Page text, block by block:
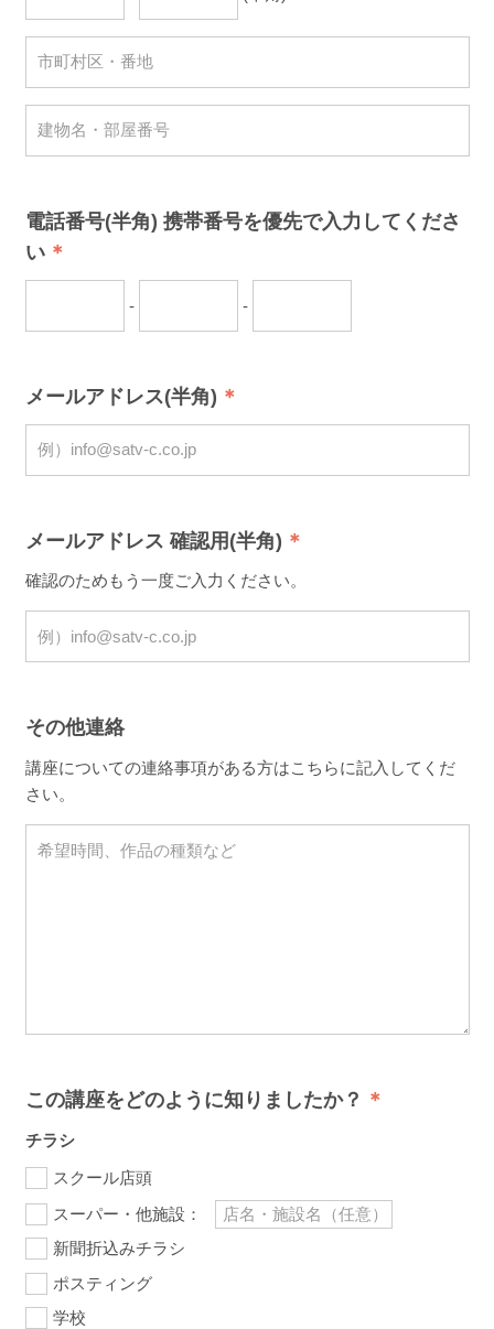
電話番号(半角) 携帯番号を優先で入力してくださ
い
- -
メールアドレス(半角)
メールアドレス 確認用(半角)
確認のためもう一度ご入力ください。
その他連絡
講座についての連絡事項がある方はこちらに記入してくだ
さい。
この講座をどのように知りましたか？
チラシ
スクール店頭
スーパー・他施設：
新聞折込みチラシ
ポスティング
学校